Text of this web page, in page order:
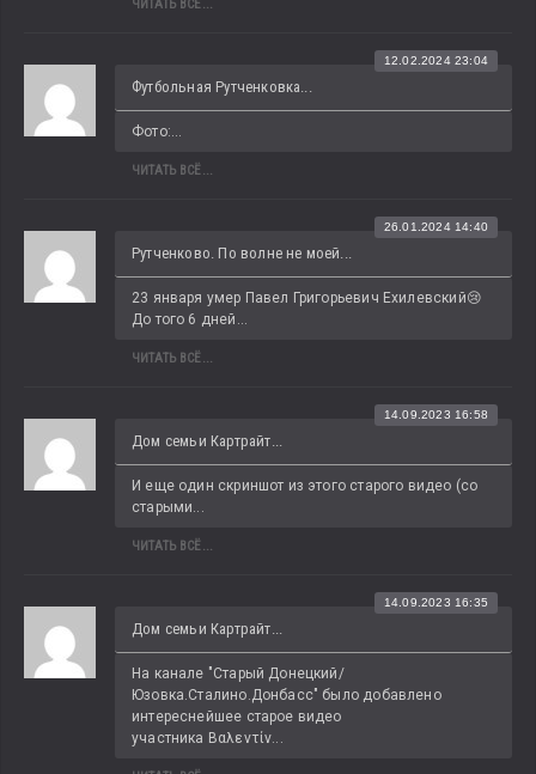
ЧИТАТЬ ВСЁ...
Футбольная Рутченковка...
12.02.2024 23:04
Фото:...
ЧИТАТЬ ВСЁ...
Рутченково. По волне не моей...
26.01.2024 14:40
23 января умер Павел Григорьевич Ехилевский😢
До того 6 дней...
ЧИТАТЬ ВСЁ...
Дом семьи Картрайт...
14.09.2023 16:58
И еще один скриншот из этого старого видео (со
старыми...
ЧИТАТЬ ВСЁ...
Дом семьи Картрайт...
14.09.2023 16:35
На канале "Старый Донецкий/
Юзовка.Сталино.Донбасс" было добавлено
интереснейшее старое видео
участника Βαλεντίν...